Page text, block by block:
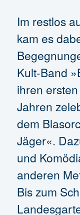
Im restlos
kam es
Kult-Band
ihren
Jahren
dem
Jäger«.
und
anderen
Bis zum